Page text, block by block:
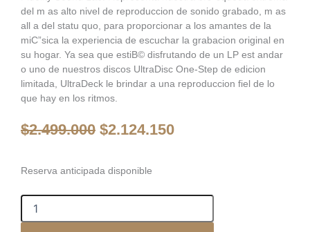
del m as alto nivel de reproduccion de sonido grabado, m as
all a del statu quo, para proporcionar a los amantes de la
miС”sica la experiencia de escuchar la grabacion original en
su hogar. Ya sea que estiВ© disfrutando de un LP est andar
o uno de nuestros discos UltraDisc One-Step de edicion
limitada, UltraDeck le brindar a una reproduccion fiel de lo
que hay en los ritmos.
$2.499.000 El
era:
$2.124.150El
Reserva anticipada disponible
Mofi
UtraDeck
Tornamesa